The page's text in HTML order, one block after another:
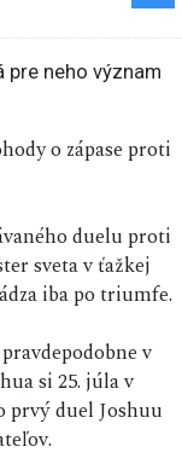
o zápase proti
duelu proti
sveta v ťažkej
iba po triumfe.
v
si 25. júla v
prvý duel Joshuu